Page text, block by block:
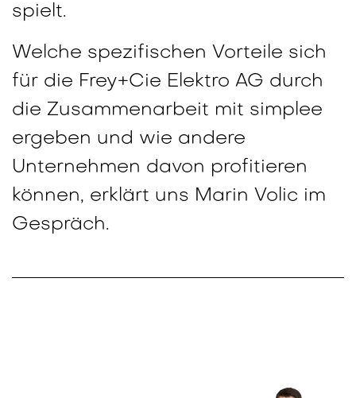
spielt.
Welche spezifischen Vorteile sich
für die Frey+Cie Elektro AG durch
die Zusammenarbeit mit simplee
ergeben und wie andere
Unternehmen davon profitieren
können, erklärt uns Marin Volic im
Gespräch.